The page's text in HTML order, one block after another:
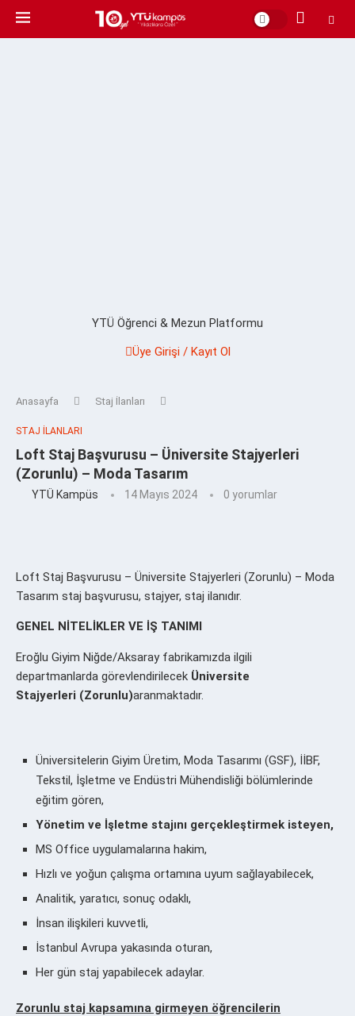
YTÜ Öğrenci & Mezun Platformu
Üye Girişi / Kayıt Ol
Anasayfa Staj İlanları
STAJ İLANLARI
Loft Staj Başvurusu – Üniversite Stajyerleri
(Zorunlu) – Moda Tasarım
YTÜ Kampüs 14 Mayıs 2024 0 yorumlar
Loft Staj Başvurusu – Üniversite Stajyerleri (Zorunlu) – Moda
Tasarım staj başvurusu, stajyer, staj ilanıdır.
GENEL NİTELİKLER VE İŞ TANIMI
Eroğlu Giyim Niğde/Aksaray fabrikamızda ilgili
departmanlarda görevlendirilecek Üniversite
Stajyerleri (Zorunlu)aranmaktadır.
Üniversitelerin Giyim Üretim, Moda Tasarımı (GSF), İİBF,
Tekstil, İşletme ve Endüstri Mühendisliği bölümlerinde
eğitim gören,
Yönetim ve İşletme stajını gerçekleştirmek isteyen,
MS Office uygulamalarına hakim,
Hızlı ve yoğun çalışma ortamına uyum sağlayabilecek,
Analitik, yaratıcı, sonuç odaklı,
İnsan ilişkileri kuvvetli,
İstanbul Avrupa yakasında oturan,
Her gün staj yapabilecek adaylar.
Zorunlu staj kapsamına girmeyen öğrencilerin